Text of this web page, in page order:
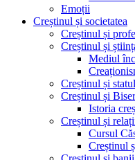
Emoții
Creștinul și societatea
Creștinul și
Creștinul și
Mediul
Creștinul și statul
Creștinul și
Istoria
Creștinul și
Cursul
Creștinul